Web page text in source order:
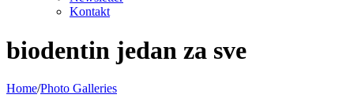
Kontakt
biodentin jedan za sve
Home/Photo Galleries